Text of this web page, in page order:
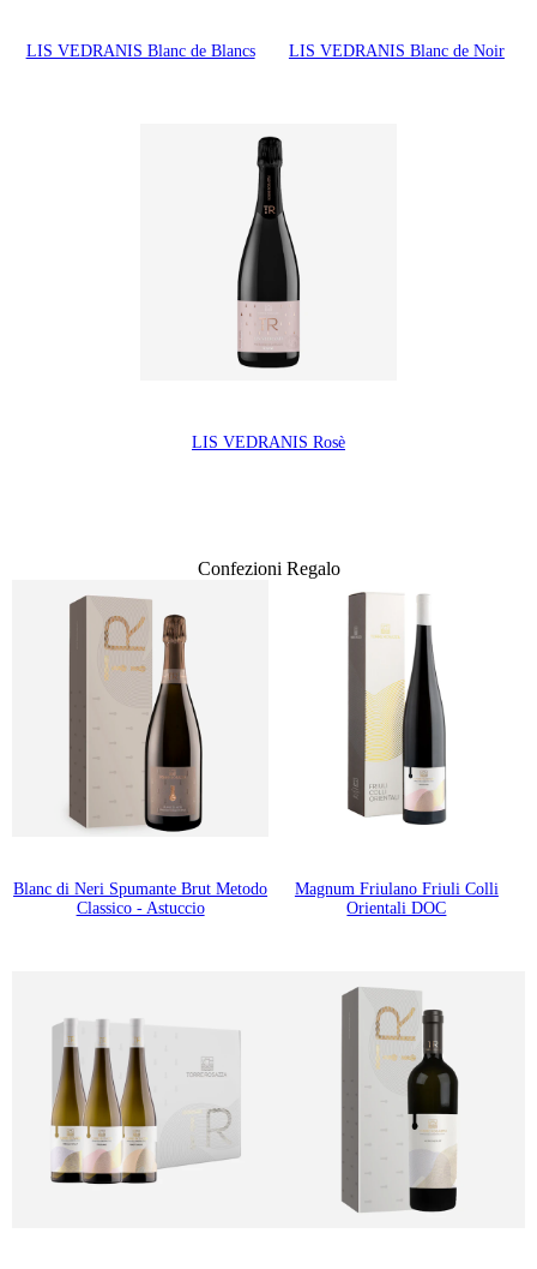
LIS VEDRANIS Blanc de Blancs LIS VEDRANIS Blanc de Noir
LIS VEDRANIS Rosè
Confezioni Regalo
Blanc di Neri Spumante Brut Metodo
Classico - Astuccio
Magnum Friulano Friuli Colli
Orientali DOC